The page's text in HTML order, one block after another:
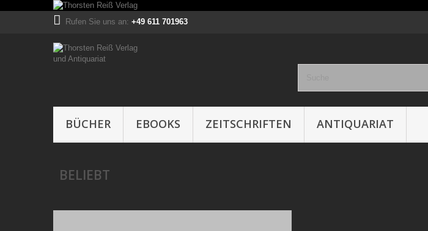
Rufen Sie uns an: +49 611 701963
BÜCHER EBOOKS ZEITSCHRIFTEN ANTIQUARIAT
BELIEBT